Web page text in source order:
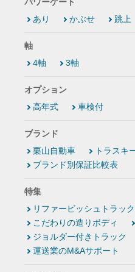
あり
かぶせ 跳上
軸
4軸
3軸
オプション
高年式
車検付
ブランド
栗山自動車
トラスキ
ブランド別保証比較表
特集
リファービッシュトラック
こだわりの造りボディ
ジョルダー付きトラック
運送業のM&Aサポート